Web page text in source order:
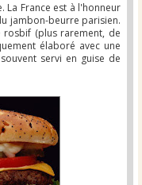
La France est à l'honneur
jambon-beurre parisien.
(plus rarement, de
élaboré avec une
servi en guise de